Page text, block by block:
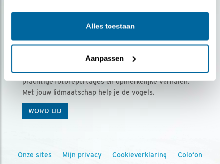
Alles toestaan
Aanpassen
Ontvang 5 x Vogels voor € 36,00 per jaar
Vogels is het tijdschrift voor onze leden, met
prachtige fotoreportages en opmerkelijke verhalen.
Met jouw lidmaatschap help je de vogels.
WORD LID
Onze sites Mijn privacy Cookieverklaring Colofon